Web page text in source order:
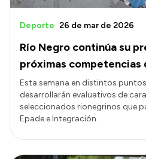
Río Negro continúa su
próximas competencias
Deporte 26 de mar de 2026
Esta semana en distintos
desarrollarán evaluativos de
seleccionados rionegrinos que
Epade e Integración.